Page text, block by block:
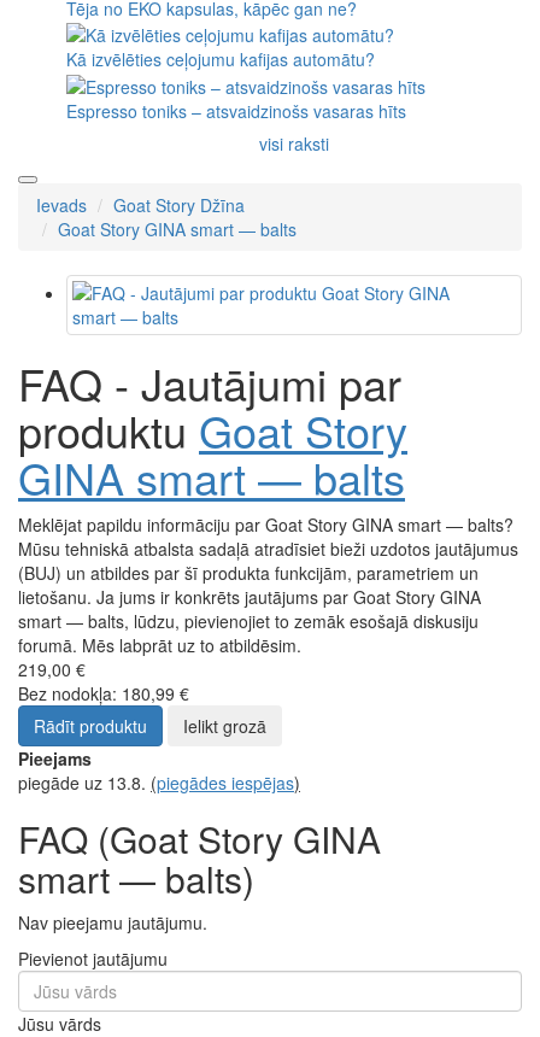
Tēja no EKO kapsulas, kāpēc gan ne?
Kā izvēlēties ceļojumu kafijas automātu?
Espresso toniks – atsvaidzinošs vasaras hīts
visi raksti
Ievads
Goat Story Džīna
Goat Story GINA smart — balts
FAQ - Jautājumi par
produktu Goat Story
GINA smart — balts
Meklējat papildu informāciju par Goat Story GINA smart — balts?
Mūsu tehniskā atbalsta sadaļā atradīsiet bieži uzdotos jautājumus
(BUJ) un atbildes par šī produkta funkcijām, parametriem un
lietošanu. Ja jums ir konkrēts jautājums par Goat Story GINA
smart — balts, lūdzu, pievienojiet to zemāk esošajā diskusiju
forumā. Mēs labprāt uz to atbildēsim.
219,00 €
Bez nodokļa: 180,99 €
Rādīt produktu
Ielikt grozā
Pieejams
piegāde uz 13.8. (piegādes iespējas)
FAQ (Goat Story GINA
smart — balts)
Nav pieejamu jautājumu.
Pievienot jautājumu
Jūsu vārds